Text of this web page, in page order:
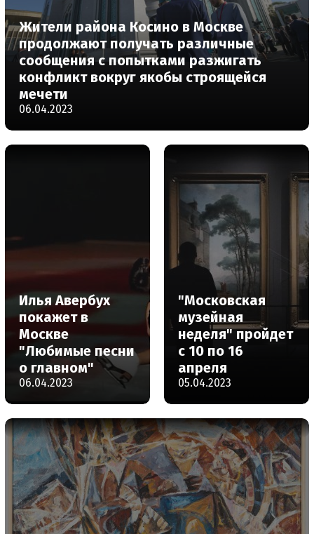
Жители района Косино в Москве
продолжают получать различные
сообщения с попытками разжигать
конфликт вокруг якобы строящейся
мечети
06.04.2023
Илья Авербух
покажет в
Москве
"Любимые песни
о главном"
06.04.2023
"Московская
музейная
неделя" пройдет
с 10 по 16
апреля
05.04.2023